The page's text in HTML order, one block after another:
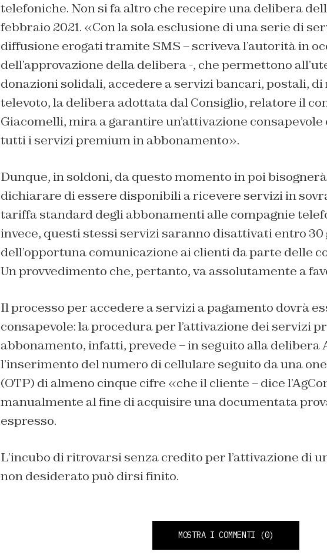
telefoniche. Non si fa altro che recepire una delibera
febbraio 2021. «Con la sola esclusione di una serie di
diffusione erogati tramite SMS – scriveva l’autorità in
dell’approvazione della delibera -, che permettono
donazioni solidali, accedere a servizi bancari, postali,
televoto, la delibera adottata dal Consiglio, relatore il
Giacomelli, mira a garantire un’attivazione
tutti i servizi premium in abbonamento».
Dunque, in soldoni, da questo momento in poi
dichiarare di essere disponibili a ricevere servizi in
tariffa standard degli abbonamenti alle compagnie
invece, questi stessi servizi saranno disattivati entro 30
dell’opportuna comunicazione ai clienti da parte delle
Un provvedimento che, pertanto, va assolutamente a
Il processo per accedere a servizi a pagamento dovrà
consapevole: la procedura per l’attivazione dei servizi
abbonamento, infatti, prevede – in seguito alla delibera
l’inserimento del numero di cellulare seguito da una
(OTP) di almeno cinque cifre «che il cliente – dice
manualmente al fine di acquisire una documentata
espresso.
L’incubo di ritrovarsi senza credito per l’attivazione di
non desiderato può dirsi finito.
MOSTRA I COMMENTI (0)